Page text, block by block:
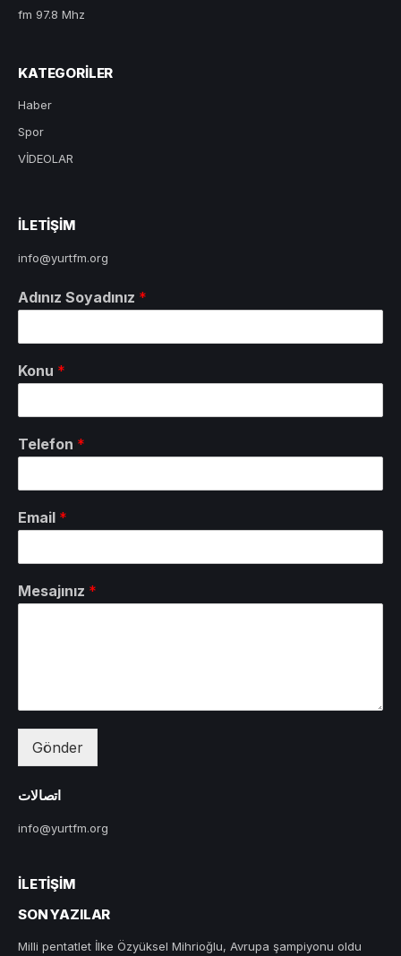
fm 97.8 Mhz
KATEGORILER
Haber
Spor
VİDEOLAR
ILETIŞIM
info@yurtfm.org
Adınız Soyadınız *
Konu *
Telefon *
Email *
Mesajınız *
Gönder
اتصالات
info@yurtfm.org
İLETIŞIM
SON YAZILAR
Milli pentatlet İlke Özyüksel Mihrioğlu, Avrupa şampiyonu oldu